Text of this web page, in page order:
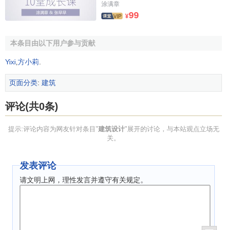
材料的选择与变化，都蕴含和表达着设计师的情感和
力。建筑设计的形式语言带有设计师的情感和
计师的创作欲望愈强烈，情感愈充沛，则其灵感即呼之欲
出。创新意识
4.不因时尚影响个性化设计
曾几何时，欧式风格的建筑设计适应了人们当时对时尚
的追求；但后来又因其式样呆板，缺乏个性，遭到大多数人
的怀疑和拒绝。因此，设计师一定要把握住时代的脉搏和民
独特的眼光进行创意性的设计，充分显示出崭新的风格。在
设计意识上应体现出一种社会的进步、一种民族的使命感。
的趣味性和深沉、朴实得体及创世纪性的超前意识，体现出
涂满章
¥99
本条目由以下用户参与贡献
Yixi 方小莉
页面分类: 建筑
评论(共0条)
提示:评论内容为网友针对条目"建筑设计"展开的讨论，与本站观点立场无
关。
发表评论
请文明上网，理性发言并遵守有关规定。